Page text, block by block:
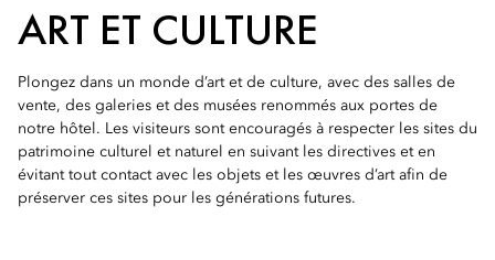
ART ET CULTURE
Plongez dans un monde d’art et de culture, avec des salles de
vente, des galeries et des musées renommés aux portes de
notre hôtel. Les visiteurs sont encouragés à respecter les sites du
patrimoine culturel et naturel en suivant les directives et en
évitant tout contact avec les objets et les œuvres d’art afin de
préserver ces sites pour les générations futures.